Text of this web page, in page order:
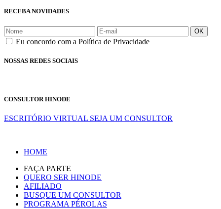
RECEBA NOVIDADES
OK
Eu concordo com a Política de Privacidade
NOSSAS REDES SOCIAIS
CONSULTOR HINODE
ESCRITÓRIO VIRTUAL SEJA UM CONSULTOR
HOME
FAÇA PARTE
QUERO SER HINODE
AFILIADO
BUSQUE UM CONSULTOR
PROGRAMA PÉROLAS